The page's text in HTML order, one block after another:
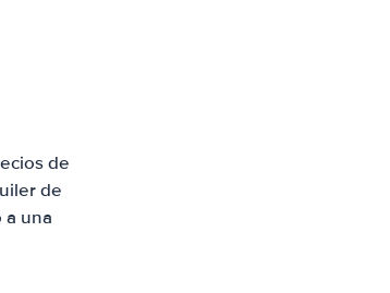
de
de
a una